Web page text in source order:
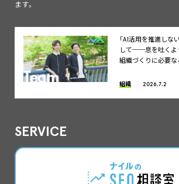
ます。
「AI活用を推進しな
して──息を吐くよ
組織づくりに必要な
組織 2026.7.2
SERVICE